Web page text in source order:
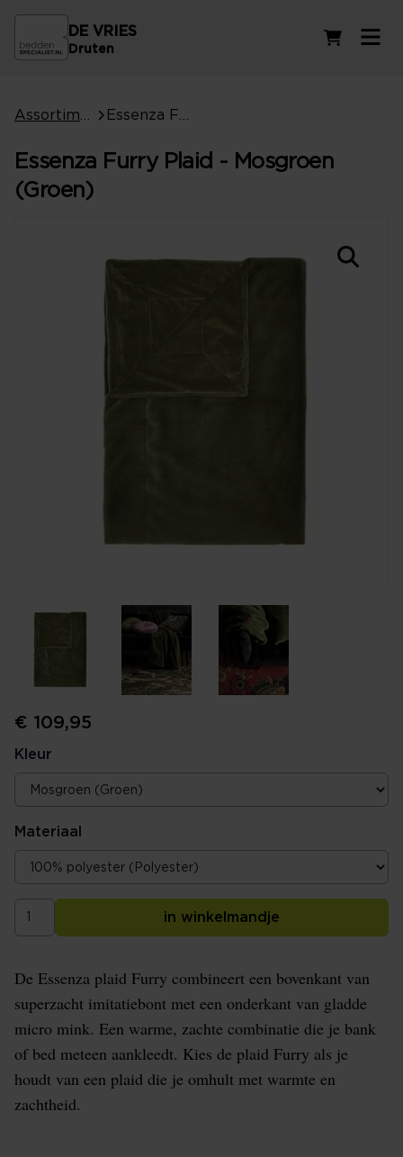
DE VRIES
Druten
Essenza Furry Plaid - Mosgroen
(Groen)
€ 109,95
Kleur
Materiaal
in winkelmandje
De Essenza plaid Furry combineert een bovenkant van
superzacht imitatiebont met een onderkant van gladde
micro mink. Een warme, zachte combinatie die je bank
of bed meteen aankleedt. Kies de plaid Furry als je
houdt van een plaid die je omhult met warmte en
zachtheid.